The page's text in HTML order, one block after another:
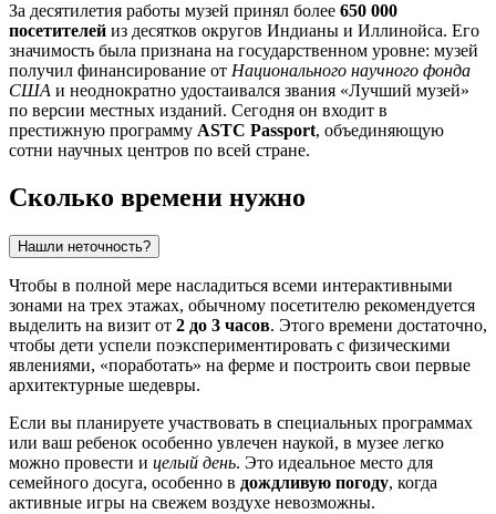
За десятилетия работы музей принял более 650 000
посетителей из десятков округов Индианы и Иллинойса. Его
значимость была признана на государственном уровне: музей
получил финансирование от Национального научного фонда
США и неоднократно удостаивался звания «Лучший музей»
по версии местных изданий. Сегодня он входит в
престижную программу ASTC Passport, объединяющую
сотни научных центров по всей стране.
Сколько времени нужно
Нашли неточность?
Чтобы в полной мере насладиться всеми интерактивными
зонами на трех этажах, обычному посетителю рекомендуется
выделить на визит от 2 до 3 часов. Этого времени достаточно,
чтобы дети успели поэкспериментировать с физическими
явлениями, «поработать» на ферме и построить свои первые
архитектурные шедевры.
Если вы планируете участвовать в специальных программах
или ваш ребенок особенно увлечен наукой, в музее легко
можно провести и целый день. Это идеальное место для
семейного досуга, особенно в дождливую погоду, когда
активные игры на свежем воздухе невозможны.